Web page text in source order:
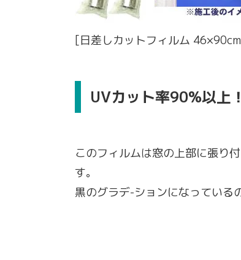
[日差しカットフィルム
UVカット率90%以上
このフィルムは窓の上部に張り
す。
黒のグラデ-ションになっている